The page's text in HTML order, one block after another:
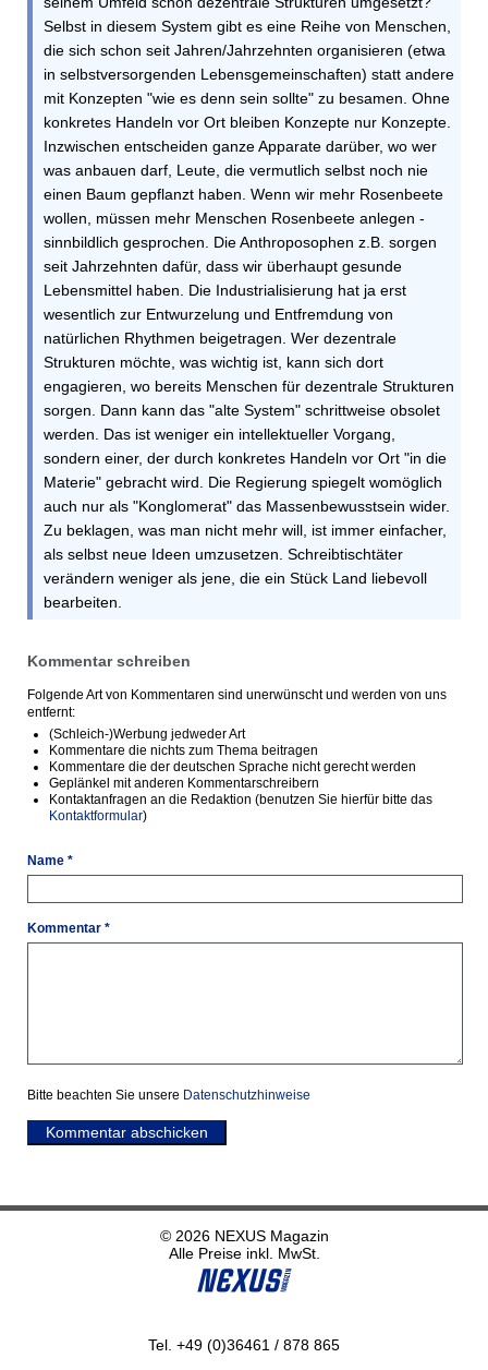
Selbst in diesem System gibt es eine Reihe von Menschen,
die sich schon seit Jahren/Jahrzehnten organisieren (etwa
in selbstversorgenden Lebensgemeinschaften) statt andere
mit Konzepten "wie es denn sein sollte" zu besamen. Ohne
konkretes Handeln vor Ort bleiben Konzepte nur Konzepte.
Inzwischen entscheiden ganze Apparate darüber, wo wer
was anbauen darf, Leute, die vermutlich selbst noch nie
einen Baum gepflanzt haben. Wenn wir mehr Rosenbeete
wollen, müssen mehr Menschen Rosenbeete anlegen -
sinnbildlich gesprochen. Die Anthroposophen z.B. sorgen
seit Jahrzehnten dafür, dass wir überhaupt gesunde
Lebensmittel haben. Die Industrialisierung hat ja erst
wesentlich zur Entwurzelung und Entfremdung von
natürlichen Rhythmen beigetragen. Wer dezentrale
Strukturen möchte, was wichtig ist, kann sich dort
engagieren, wo bereits Menschen für dezentrale Strukturen
sorgen. Dann kann das "alte System" schrittweise obsolet
werden. Das ist weniger ein intellektueller Vorgang,
sondern einer, der durch konkretes Handeln vor Ort "in die
Materie" gebracht wird. Die Regierung spiegelt womöglich
auch nur als "Konglomerat" das Massenbewusstsein wider.
Zu beklagen, was man nicht mehr will, ist immer einfacher,
als selbst neue Ideen umzusetzen. Schreibtischtäter
verändern weniger als jene, die ein Stück Land liebevoll
bearbeiten.
Kommentar schreiben
Folgende Art von Kommentaren sind unerwünscht und werden von uns
entfernt:
(Schleich-)Werbung jedweder Art
Kommentare die nichts zum Thema beitragen
Kommentare die der deutschen Sprache nicht gerecht werden
Geplänkel mit anderen Kommentarschreibern
Kontaktanfragen an die Redaktion (benutzen Sie hierfür bitte das
Kontaktformular)
Name *
Kommentar *
Bitte beachten Sie unsere Datenschutzhinweise
Kommentar abschicken
© 2026 NEXUS Magazin
Alle Preise inkl. MwSt.
Tel. +49 (0)36461 / 878 865